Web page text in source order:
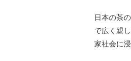
日本の茶
で広く親
家社会に